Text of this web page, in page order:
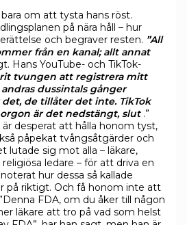
om att tysta hans röst.
på nära håll – hur
och begraver resten. ”All
från en kanal; allt annat
Hans YouTube- och TikTok-
tvungen att registrera mitt
dussintals gånger
de tillåter det inte. TikTok
är det nedstängt, slut.”
desperat att hålla honom tyst,
påpekat tvångsåtgärder och
lutade sig mot alla – läkare,
ledare – för att driva en
hur dessa så kallade
på riktigt. Och få honom inte att
FDA, om du åker till någon
läkare att tro på vad som helst